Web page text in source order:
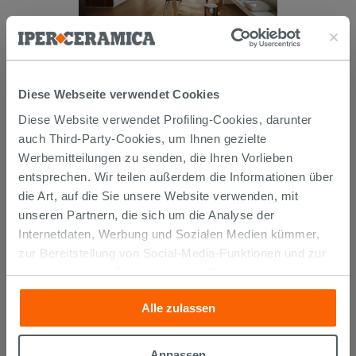
Diese Webseite verwendet Cookies
Diese Website verwendet Profiling-Cookies, darunter
auch Third-Party-Cookies, um Ihnen gezielte
Werbemitteilungen zu senden, die Ihren Vorlieben
entsprechen. Wir teilen außerdem die Informationen über
die Art, auf die Sie unsere Website verwenden, mit
unseren Partnern, die sich um die Analyse der
Internetdaten, Werbung und Sozialen Medien kümmer,
zur Bereitstellung von Social-Media-Funktionen und zur
Analyse unseres Datenverkehrs. Diese könnten sie mit
anderen Informationen, die Sie ihnen geliefert haben oder
die sie aufgrund Ihrer Verwendung ihrer Dienste
gesammelt haben, kombinieren. Falls Sie mehr wissen
möchten oder Ihre Zustimmung zu allen oder einigen
Alle zulassen
Fliese Maine Rovere 20X120
47,99 € /M2
IN DEN WARENKORB LEGEN
Versand